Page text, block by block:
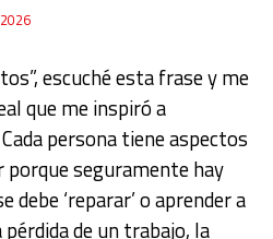
escuché esta frase y me
que me inspiró a
persona tiene aspectos
porque seguramente hay
debe ‘reparar’ o aprender a
de un trabajo, la